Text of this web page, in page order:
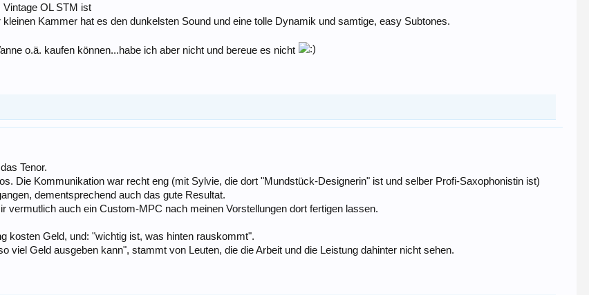
OL STM ist
Kammer hat es den dunkelsten Sound und eine tolle Dynamik und samtige, easy Subtones.
o.ä. kaufen können...habe ich aber nicht und bereue es nicht
Tenor.
Die Kommunikation war recht eng (mit Sylvie, die dort "Mundstück-Designerin" ist und selber Profi-Saxophonistin ist)
dementsprechend auch das gute Resultat.
vermutlich auch ein Custom-MPC nach meinen Vorstellungen dort fertigen lassen.
kosten Geld, und: "wichtig ist, was hinten rauskommt".
viel Geld ausgeben kann", stammt von Leuten, die die Arbeit und die Leistung dahinter nicht sehen.